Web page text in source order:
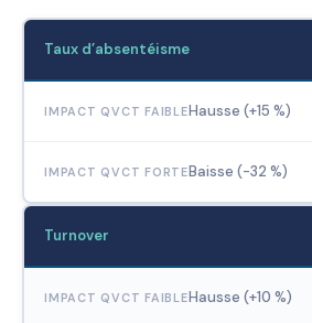
Taux d’absentéisme
Hausse (+15 %)
Baisse (-32 %)
Turnover
Hausse (+10 %)